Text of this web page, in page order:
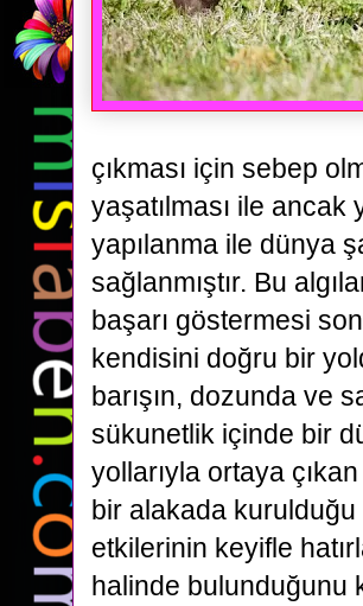
çıkması için sebep
yaşatılması ile
yapılanma ile dünya
sağlanmıştır. Bu
başarı göstermesi
kendisini doğru bir
barışın, dozunda ve
sükunetlik içinde bir
yollarıyla ortaya
bir alakada
etkilerinin keyifle
halinde bulunduğunu